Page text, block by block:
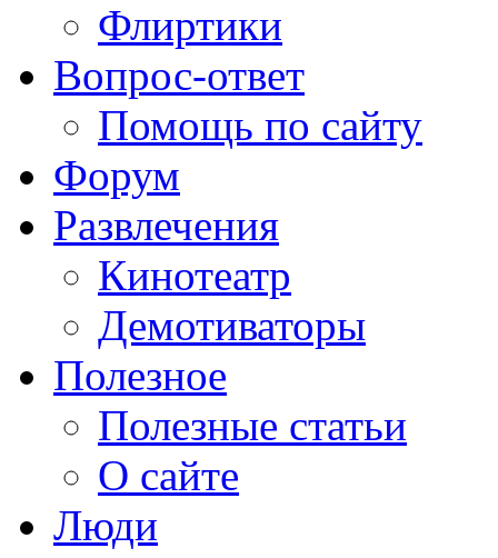
Флиртики
Вопрос-ответ
Помощь по сайту
Форум
Развлечения
Кинотеатр
Демотиваторы
Полезное
Полезные статьи
О сайте
Люди